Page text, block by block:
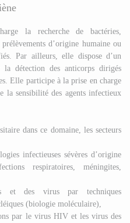
la recherche de bactéries,
d’origine humaine ou
Par ailleurs, elle dispose d’un
la détection des anticorps dirigés
Elle participe à la prise en charge
la sensibilité des agents infectieux
dans ce domaine, les secteurs
infectieuses sévères d’origine
respiratoires, méningites,
et des virus par techniques
(biologie moléculaire),
par le virus HIV et les virus des